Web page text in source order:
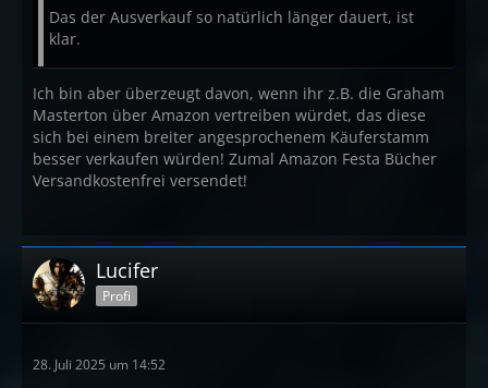
Das der Ausverkauf so natürlich länger dauert, ist
klar.
Ich bin aber überzeugt davon, wenn ihr z.B. die Graham
Masterton über Amazon vertreiben würdet, das diese
sich bei einem breiter angesprochenem Käuferstamm
besser verkaufen würden! Zumal Amazon Festa Bücher
Versandkostenfrei versendet!
Lucifer
Profi
28. Juli 2025 um 14:52